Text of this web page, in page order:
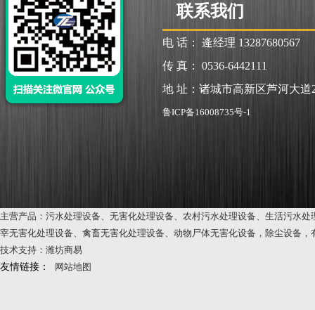
联系我们
电 话： 逄经理 13287680567
传 真： 0536-6442111
地 址：诸城市高新区芦河大道
鲁ICP备16008735号-1
主营产品：污水处理设备、无害化处理设备、农村污水处理设备、生活污水
宰无害化处理设备、禽畜无害化处理设备、动物尸体无害化设备，除尘设备，
技术支持：潍坊商易
友情链接： 网站地图